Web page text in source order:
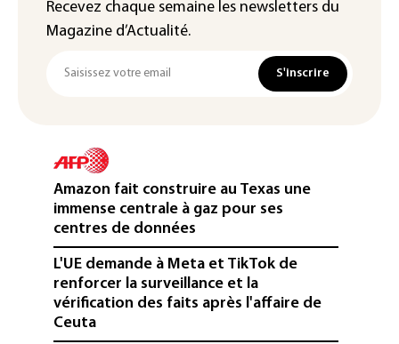
Recevez chaque semaine les newsletters du
Magazine d’Actualité.
S'inscrire
Amazon fait construire au Texas une
immense centrale à gaz pour ses
centres de données
L'UE demande à Meta et TikTok de
renforcer la surveillance et la
vérification des faits après l'affaire de
Ceuta